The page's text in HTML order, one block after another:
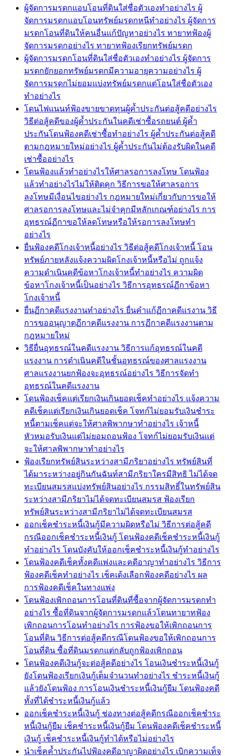
ผู้จัดการมรดกแอบโอนที่ดินใส่ชื่อตัวเองทำอย่างไร ผู้
จัดการมรดกแอบโอนทรัพย์มรดกหนีทำอย่างไร ผู้จัดการ
มรดกโอนที่ดินให้คนอื่นแก้ปัญหาอย่างไร ทายาทฟ้องผู้
จัดการมรดกอย่างไร ทายาทฟ้องเรียกทรัพย์มรดก
ผู้จัดการมรดกโอนที่ดินใส่ชื่อตัวเองทำอย่างไร ผู้จัดการ
มรดกยักยอกทรัพย์มรดกมีความอายุความอย่างไร ผู้
จัดการมรดกไม่ยอมแบ่งทรัพย์มรดกแต่โอนใส่ชื่อตัวเอง
ทำอย่างไร
โดนไฟแนนท์ฟ้องขายขาดทุนผู้ค้ำประกันต่อสู้คดีอย่างไร
วิธีต่อสู้คดีของผู้ค้ำประกันในคดีเช่าซื้อรถยนต์ ผู้ค้ำ
ประกันโดนฟ้องคดีเช่าซื้อทำอย่างไร ผู้ค้ำประกันต่อสู้คดี
ตามกฎหมายใหม่อย่างไร ผู้ค้ำประกันไม่ต้องรับผิดในคดี
เช่าซื้ออย่างไร
โดนฟ้องแล้วทำอย่างไรให้ศาลรอการลงโทษ โดนฟ้อง
แล้วทำอย่างไรไม่ให้ติดคุก วิธีการขอให้ศาลรอการ
ลงโทษมีเงื่อนไขอย่างไร กฎหมายใหม่เกี่ยวกับการขอให้
ศาลรอการลงโทษและไม่จำคุกมีหลักเกณฑ์อย่างไร การ
อุทธรณ์ฏีกาขอให้ลดโทษหรือให้รอการลงโทษทำ
อย่างไร
ยื่นฟ้องคดีโกงเจ้าหนี้อย่างไร วิธีต่อสู้คดีโกงเจ้าหนี้ โอน
ทรัพย์ภายหลังแจ้งความผิดโกงเจ้าหนี้หรือไม่ ถูกแจ้ง
ความดำเนินคดีข้อหาโกงเจ้าหนี้ทำอย่างไร ความผิด
ข้อหาโกงเจ้าหนี้เป็นอย่างไร วิธีการอุทธรณ์ฏีกาข้อหา
โกงเจ้าหนี้
ยื่นฏีกาคดีแรงงานทำอย่างไร ยื่นคำแก้ฏีกาคดีแรงาน วิธี
การขออนุญาตฏีกาคดีแรงงาน การฏีกาคดีแรงงานตาม
กฎหมายใหม่
วิธียื่นอุทธรณ์ในคดีแรงงาน วิธีการแก้อุทธรณ์ในคดี
แรงงาน การดำเนินคดีในชั้นอุทธรณ์ของศาลแรงงาน
ศาลแรงงานยกฟ้องจะอุทธรณ์อย่างไร วิธีการจัดทำ
อุทธรณ์ในคดีแรงงาน
โดนฟ้องเช็คแต่เรียกเงินเกินยอดเช็คทำอย่างไร แจ้งความ
คดีเช็คแต่เรียกเงินเกินยอดเช็ค โจทก์ไม่ยอมรับเงินชำระ
หนี้ตามเช็คแต่จะให้ศาลพิพากษาทำอย่างไร เจ้าหนี้
หัวหมอรับเงินแต่ไม่ยอมถอนฟ้อง โจทก์ไม่ยอมรับเงินแต่
จะให้ศาลพิพากษาทำอย่างไร
ฟ้องเรียกทรัพย์สินระหว่างสามีภริยาอย่างไร ทรัพย์สินที่
ได้มาระหว่างอยู่กินกันฉันท์สามีภริยาใครมีสิทธิ ไม่ได้จด
ทะเบียนสมรสแบ่งทรัพย์สินอย่างไร กรรมสิทธิ์ในทรัพย์สิน
ระหว่างสามีภริยาไม่ได้จดทะเบียนสมรส ฟ้องเรียก
ทรัพย์สินระหว่างสามีภริยาไม่ได้จดทะเบียนสมรส
ออกเช็คชำระหนี้เงินกู้มีความผิดหรือไม่ วิธีการต่อสู้คดี
กรณีออกเช็คชำระหนี้เงินกู้ โดนฟ้องคดีเช็คชำระหนี้เงินกู้
ทำอย่างไร โดนบังคับให้ออกเช็คชำระหนี้เงินกู้ทำอย่างไร
โดนฟ้องคดีเช็คทั้งคดีแพ่งและคดีอาญาทำอย่างไร วิธีการ
ฟ้องคดีเช็คทำอย่างไร เช็คเด้งเลือกฟ้องคดีอย่างไร ผล
การฟ้องคดีเช็คในทางแพ่ง
โดนฟ้องเพิกถอนการโอนที่ดินที่ซื้อจากผู้จัดการมรดกทำ
อย่างไร ซื้อที่ดินจากผู้จัดการมรดกแล้วโดนทายาทฟ้อง
เพิกถอนการโอนทำอย่างไร การฟ้องขอให้เพิกถอนการ
โอนที่ดิน วิธีการต่อสู้คดีกรณีโดนฟ้องขอให้เพิกถอนการ
โอนที่ดิน ซื้อที่ดินมรดกแต่กลับถูกฟ้องเพิกถอน
โดนฟ้องคดีเงินกู้จะต่อสู้คดีอย่างไร โอนเงินชำระหนี้เงินกู้
ยังโดนฟ้องเรียกเงินกู้เต็มจำนวนทำอย่างไร ชำระหนี้เงินกู้
แล้วยังโดนฟ้อง การโอนเงินชำระหนี้เงินกู้ยืม โดนฟ้องคดี
ทั้งที่ได้ชำระหนี้เงินกู้แล้ว
ออกเช็คชำระหนี้เงินกู้ ช่องทางต่อสู้คดีกรณีออกเช็คชำระ
หนี้เงินกู้ยืม เช็คชำระหนี้เงินกู้ยืม โดนฟ้องคดีเช็คชำระหนี้
เงินกู้ เช็คชำระหนี้เงินกู้ทำได้หรือไม่่อย่างไร
นำเช็คค้ำประกันไปฟ้องคดีอาญาผิดอย่างไร เบิกความเท็จ